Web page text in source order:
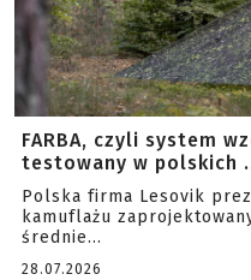
FARBA, czyli system
testowany w polskich
Polska firma Lesovik
kamuflażu
średnie...
28.07.2026